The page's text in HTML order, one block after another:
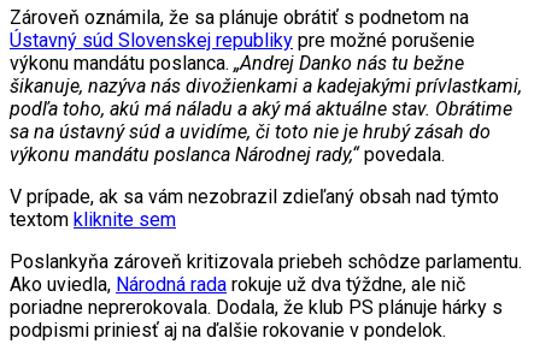
Zároveň oznámila, že sa plánuje obrátiť s podnetom na
Ústavný súd Slovenskej republiky pre možné porušenie
výkonu mandátu poslanca. „Andrej Danko nás tu bežne
šikanuje, nazýva nás divožienkami a kadejakými prívlastkami,
podľa toho, akú má náladu a aký má aktuálne stav. Obrátime
sa na ústavný súd a uvidíme, či toto nie je hrubý zásah do
výkonu mandátu poslanca Národnej rady,“ povedala.
V prípade, ak sa vám nezobrazil zdieľaný obsah nad týmto
textom kliknite sem
Poslankyňa zároveň kritizovala priebeh schôdze parlamentu.
Ako uviedla, Národná rada rokuje už dva týždne, ale nič
poriadne neprerokovala. Dodala, že klub PS plánuje hárky s
podpismi priniesť aj na ďalšie rokovanie v pondelok.